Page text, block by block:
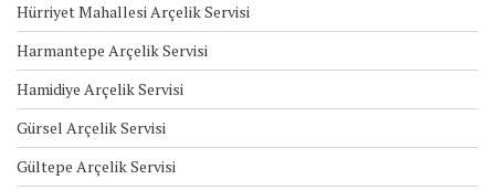
Hürriyet Mahallesi Arçelik Servisi
Harmantepe Arçelik Servisi
Hamidiye Arçelik Servisi
Gürsel Arçelik Servisi
Gültepe Arçelik Servisi